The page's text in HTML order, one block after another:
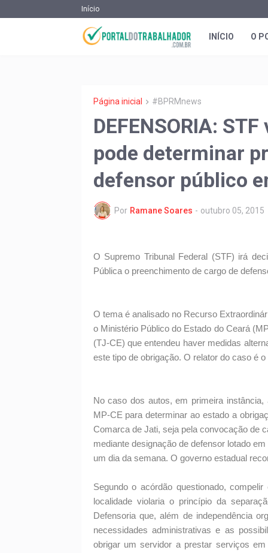
Início
INÍCIO O
Página inicial #BPRMnews
DEFENSORIA:
pode determinar
defensor público
Por Ramane Soares - outubro 05, 2015
O Supremo Tribunal Federal (STF) irá
Pública o preenchimento de cargo de
O tema é analisado no Recurso
o Ministério Público do Estado do Ceará
(TJ-CE) que entendeu haver medidas
este tipo de obrigação. O relator do caso é
No caso dos autos, em primeira
MP-CE para determinar ao estado a
Comarca de Jati, seja pela convocação de
mediante designação de defensor lotado
um dia da semana. O governo estadual
Segundo o acórdão questionado,
localidade violaria o princípio da
Defensoria que, além de independência
necessidades administrativas e as
obrigar um servidor a prestar serviços